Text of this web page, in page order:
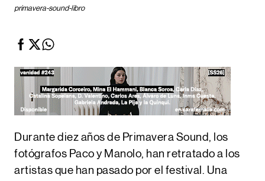
primavera-sound-libro
Durante diez años de Primavera Sound, los
fotógrafos Paco y Manolo, han retratado a los
artistas que han pasado por el festival. Una